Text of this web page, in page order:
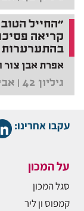
"החייל
קריאה
בהתערערות
אפרת אבן צור
גיליון 42 | אביב 2014
עקבו אחרינו:
על המכון
סגל המכון
קמפוס ון ליר